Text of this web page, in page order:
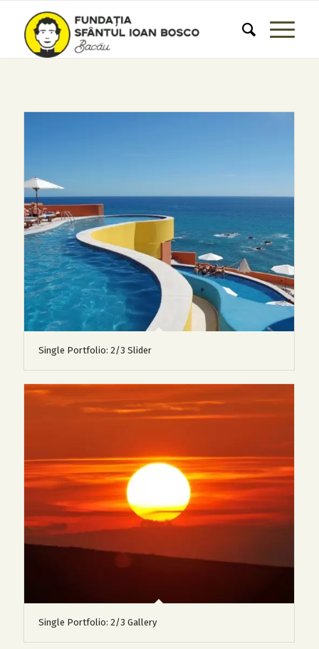
Single Portfolio: 2/3 Slider
Single Portfolio: 2/3 Gallery